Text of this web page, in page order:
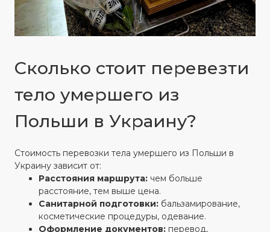
Сколько стоит перевезти
тело умершего из
Польши в Украину?
Стоимость перевозки тела умершего из Польши в
Украину зависит от:
Расстояния маршрута:чем больше
расстояние, тем выше цена.
Санитарной подготовки:бальзамирование,
косметические процедуры, одевание.
Оформление документов:перевод,